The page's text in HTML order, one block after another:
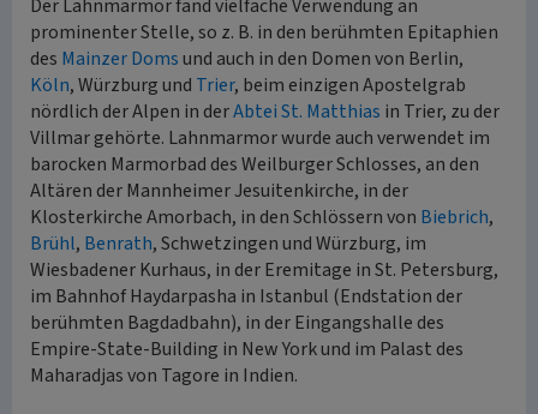
Der Lahnmarmor fand vielfache Verwendung an
prominenter Stelle, so z. B. in den berühmten Epitaphien
des Mainzer Domsund auch in den Domen von Berlin,
Köln, Würzburg und Trier, beim einzigen Apostelgrab
nördlich der Alpen in derAbtei St. Matthias in Trier, zu der
Villmar gehörte. Lahnmarmor wurde auch verwendet im
barocken Marmorbad des Weilburger Schlosses, an den
Altären der Mannheimer Jesuitenkirche, in der
Klosterkirche Amorbach, in den Schlössern von Biebrich,
Brühl, Benrath, Schwetzingen und Würzburg, im
Wiesbadener Kurhaus, in der Eremitage in St. Petersburg,
im Bahnhof Haydarpasha in Istanbul (Endstation der
berühmten Bagdadbahn), in der Eingangshalle des
Empire-State-Building in New York und im Palast des
Maharadjas von Tagore in Indien.